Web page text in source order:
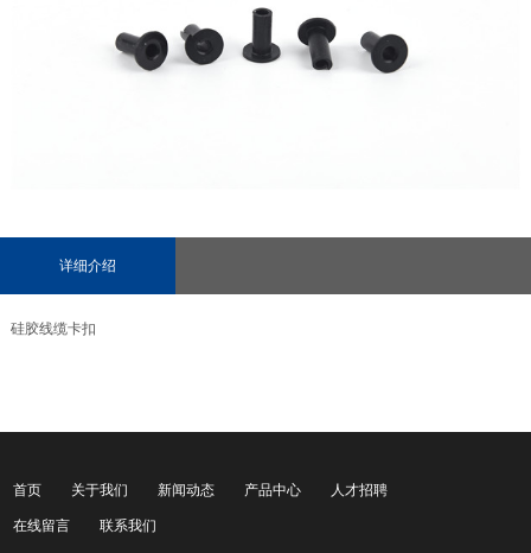
详细介绍
硅胶线缆卡扣
首页 关于我们 新闻动态 产品中心 人才招聘
在线留言 联系我们